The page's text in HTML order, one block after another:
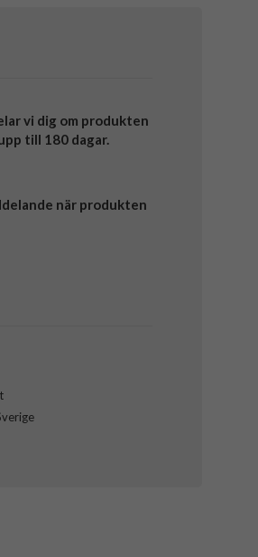
vi dig om produkten
till 180 dagar.
när produkten